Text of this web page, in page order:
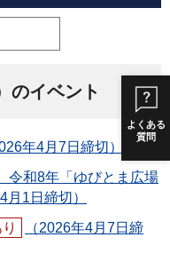
よくある
質問
のイベント
年4月7日締切）
令和8年「ゆびとま広場
月1日締切）
（2026年4月7日締